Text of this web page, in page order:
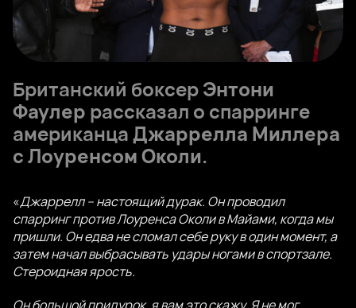
Британский боксерЭнтони
Фаулер рассказал о спарринге
американцаДжаррелла Миллера
сЛоуренсом Околи.
«Джаррелл – настоящий дурак. Он проводил
спарринг против Лоуренса Околи в Майами, когда мы
пришли. Он едва не сломал себе руку в один момент, а
затем начал выбрасывать удары ногами в спортзале.
Стероидная ярость.